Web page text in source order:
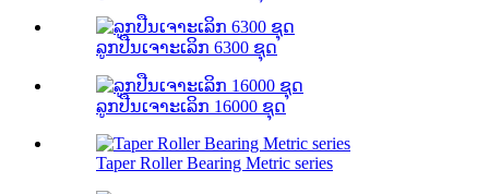
ລູກປືນເຈາະເລິກ 6300 ຊຸດ
ລູກປືນເຈາະເລິກ 16000 ຊຸດ
Taper Roller Bearing Metric series